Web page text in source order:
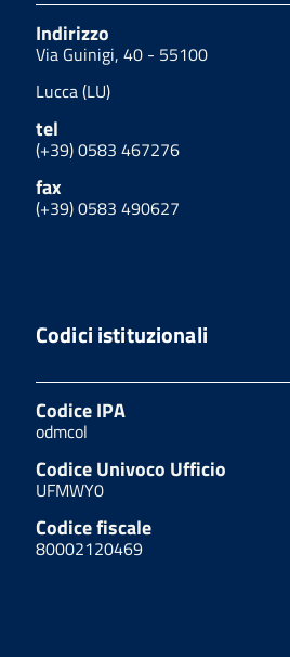
Indirizzo
Via Guinigi, 40 - 55100
Lucca (LU)
tel
(+39) 0583 467276
fax
(+39) 0583 490627
Codici istituzionali
Codice IPA
odmcol
Codice Univoco Ufficio
UFMWY0
Codice fiscale
80002120469